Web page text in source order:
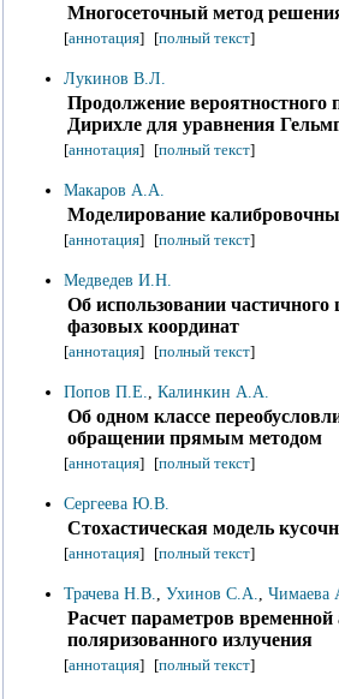
Многосеточный метод
[аннотация] [полный текст]
Лукинов В.Л.
Продолжение вероятностного
Дирихле для уравнения
[аннотация] [полный текст]
Макаров А.А.
Моделирование
[аннотация] [полный текст]
Медведев И.Н.
Об использовании частичного
фазовых координат
[аннотация] [полный текст]
Попов П.Е., Калинкин А.А.
Об одном классе
обращении прямым методом
[аннотация] [полный текст]
Сергеева Ю.В.
Стохастическая модель
[аннотация] [полный текст]
Трачева Н.В., Ухинов С.А., Чимаева
Расчет параметров
поляризованного излучения
[аннотация] [полный текст]